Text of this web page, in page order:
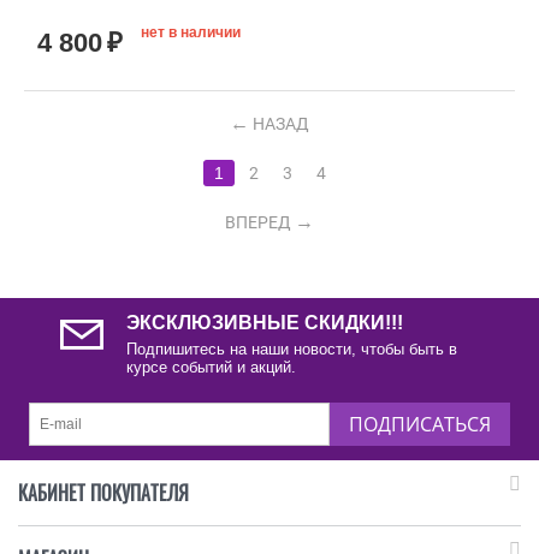
4 800₽ нет в наличии
НАЗАД
1 2 3 4
ВПЕРЕД
ЭКСКЛЮЗИВНЫЕ СКИДКИ!!!
Подпишитесь на наши новости, чтобы быть в
курсе событий и акций.
ПОДПИСАТЬСЯ
КАБИНЕТ ПОКУПАТЕЛЯ